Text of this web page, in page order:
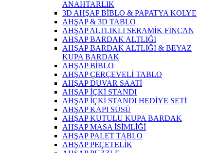
ANAHTARLIK
3D AHŞAP BİBLO & PAPATYA KOLYE
AHŞAP & 3D TABLO
AHŞAP ALTLIKLI SERAMİK FİNCAN
AHŞAP BARDAK ALTLIĞI
AHŞAP BARDAK ALTLIĞI & BEYAZ
KUPA BARDAK
AHŞAP BİBLO
AHŞAP ÇERÇEVELİ TABLO
AHŞAP DUVAR SAATİ
AHŞAP İÇKİ STANDI
AHŞAP İÇKİ STANDI HEDİYE SETİ
AHŞAP KAPI SÜSÜ
AHŞAP KUTULU KUPA BARDAK
AHŞAP MASA İSİMLİĞİ
AHŞAP PALET TABLO
AHŞAP PEÇETELİK